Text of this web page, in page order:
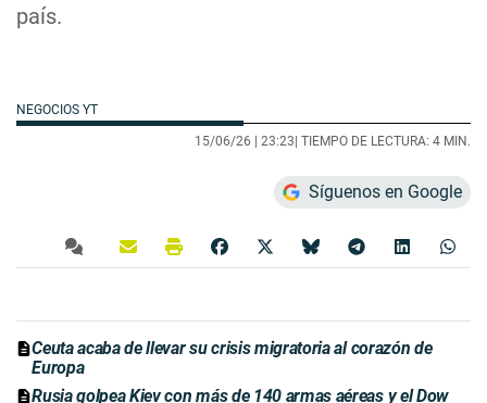
país.
NEGOCIOS YT
15/06/26 | 23:23| TIEMPO DE LECTURA: 4 MIN.
Síguenos en Google
Ceuta acaba de llevar su crisis migratoria al corazón de
Europa
Rusia golpea Kiev con más de 140 armas aéreas y el Dow